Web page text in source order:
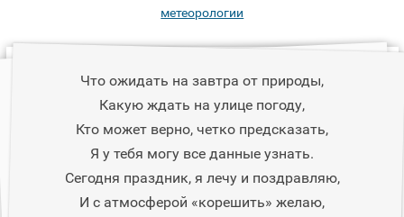
метеорологии
Что ожидать на завтра от природы,
Какую ждать на улице погоду,
Кто может верно, четко предсказать,
Я у тебя могу все данные узнать.
Сегодня праздник, я лечу и поздравляю,
И с атмосферой «корешить» желаю,